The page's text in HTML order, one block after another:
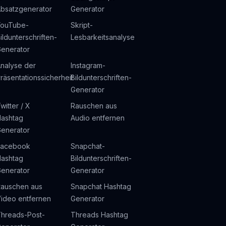
Generator
Skript-
Lesbarkeitsanalyse
der
Instagram-
Bildunterschriften-
Generator
/ X
Rauschen aus
Audio entfernen
Snapchat-
Bildunterschriften-
Generator
aus
entfernen
Snapchat Hashtag
Generator
Post-
Threads Hashtag